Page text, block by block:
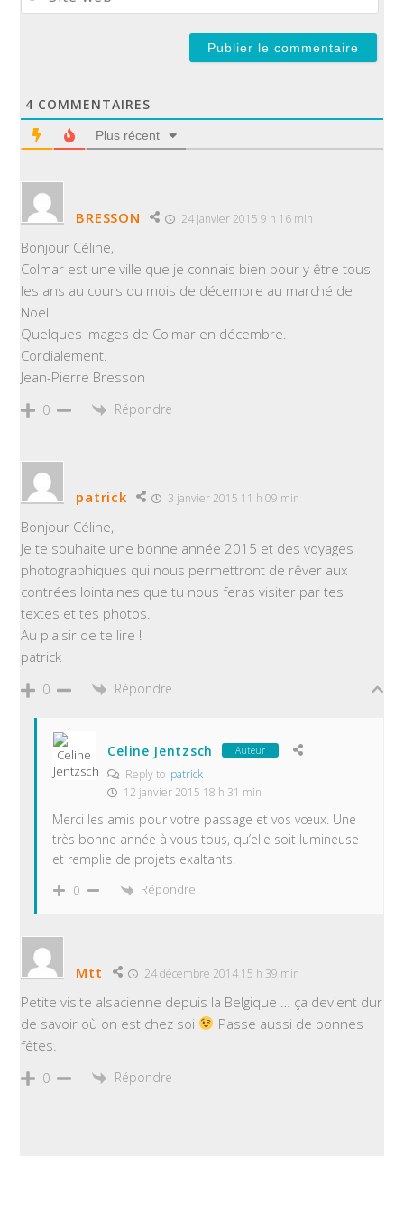
4 COMMENTAIRES
Plus récent
BRESSON 24 janvier 2015 9 h 16 min
Bonjour Céline,
Colmar est une ville que je connais bien pour y être tous
les ans au cours du mois de décembre au marché de
Noël.
Quelques images de Colmar en décembre.
Cordialement.
Jean-Pierre Bresson
0 Répondre
patrick 3 janvier 2015 11 h 09 min
Bonjour Céline,
Je te souhaite une bonne année 2015 et des voyages
photographiques qui nous permettront de rêver aux
contrées lointaines que tu nous feras visiter par tes
textes et tes photos.
Au plaisir de te lire !
patrick
0 Répondre
Celine Jentzsch Auteur
Reply to patrick
12 janvier 2015 18 h 31 min
Merci les amis pour votre passage et vos vœux. Une
très bonne année à vous tous, qu’elle soit lumineuse
et remplie de projets exaltants!
0 Répondre
Mtt 24 décembre 2014 15 h 39 min
Petite visite alsacienne depuis la Belgique … ça devient dur
de savoir où on est chez soi
Passe aussi de bonnes
fêtes.
0 Répondre